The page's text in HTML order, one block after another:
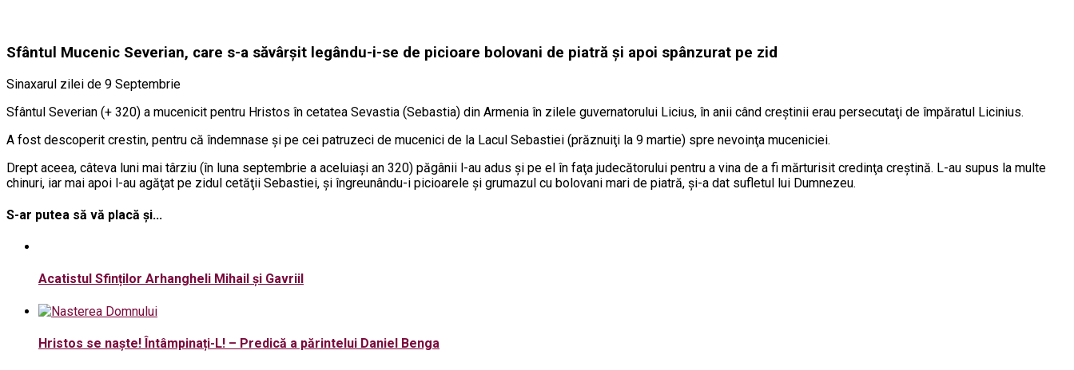
Sfântul Mucenic Severian, care s-a săvârşit legându-i-se de picioare bolovani de piatră şi apoi spânzurat pe zid
Sinaxarul zilei de 9 Septembrie
Sfântul Severian (+ 320) a mucenicit pentru Hristos în cetatea Sevastia (Sebastia) din Armenia în zilele guvernatorului Licius, în anii când creştinii erau persecutaţi de împăratul Licinius.
A fost descoperit crestin, pentru că îndemnase şi pe cei patruzeci de mucenici de la Lacul Sebastiei (prăznuiţi la 9 martie) spre nevoinţa muceniciei.
Drept aceea, câteva luni mai târziu (în luna septembrie a aceluiaşi an 320) păgânii l-au adus şi pe el în faţa judecătorului pentru a vina de a fi mărturisit credinţa creştină. L-au supus la multe
chinuri, iar mai apoi l-au agăţat pe zidul cetăţii Sebastiei, şi îngreunându-i picioarele şi grumazul cu bolovani mari de piatră, şi-a dat sufletul lui Dumnezeu.
S-ar putea să vă placă și...
Acatistul Sfinților Arhangheli Mihail și Gavriil
Hristos se naşte! Întâmpinați-L! – Predică a părintelui Daniel Benga